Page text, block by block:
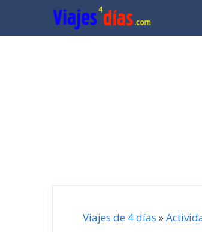
contenido
Viajes de 4 días »